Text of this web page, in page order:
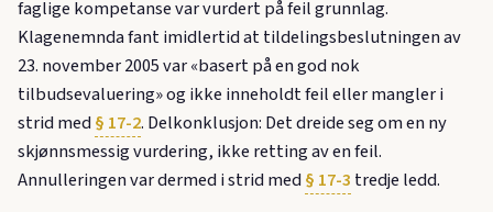
faglige kompetanse var vurdert på feil grunnlag.
Klagenemnda fant imidlertid at tildelingsbeslutningen av
23. november 2005 var «basert på en god nok
tilbudsevaluering» og ikke inneholdt feil eller mangler i
strid med§ 17-2. Delkonklusjon: Det dreide seg om en ny
skjønnsmessig vurdering, ikke retting av en feil.
Annulleringen var dermed i strid med§ 17-3 tredje ledd.